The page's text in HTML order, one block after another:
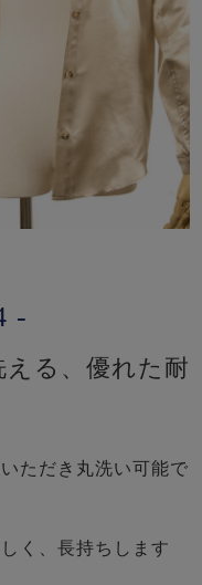
-
る、優れた耐
ただき丸洗い可能で
く、長持ちします